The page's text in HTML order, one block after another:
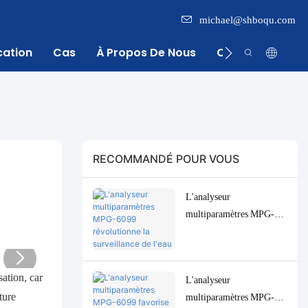
michael@shboqu.com
Cas À Propos De Nous Centre
car
RECOMMANDÉ POUR VOUS
L'analyseur
multiparamètres MPG-
l'industrie indonésienne de
l'huile de palme.
L'analyseur
multiparamètres MPG-